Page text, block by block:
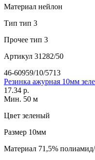
Материал нейлон
Тип тип 3
Прочее тип 3
Артикул 31282/50
46-60959/10/5713
Резинка ажурная 10мм
17.34 р.
Мин. 50 м
Цвет зеленый
Размер 10мм
Материал 71,5%